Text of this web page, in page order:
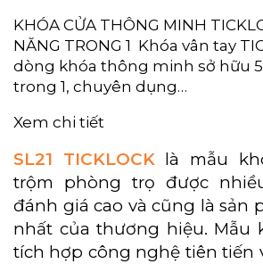
KHÓA CỬA THÔNG MINH
NĂNG TRONG 1 Khóa vân tay
dòng khóa thông minh sở hữu
trong 1, chuyên dụng…
Xem chi tiết
SL21 TICKLOCKlà mẫu
trộm phòng trọ được
đánh giá cao và cũng là sản
nhất của thương hiệu. Mẫu
tích hợp công nghệ tiên tiến